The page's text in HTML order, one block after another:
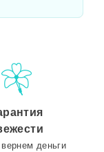
деньги